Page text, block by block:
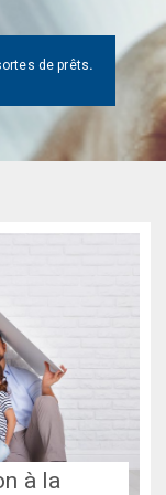
de prêts.
à la
à la